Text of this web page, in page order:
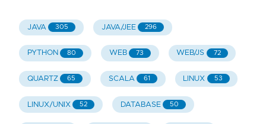
JAVA 305 JAVA/JEE 296
PYTHON 80 WEB 73 WEB/JS 72
QUARTZ 65 SCALA 61 LINUX 53
LINUX/UNIX 52 DATABASE 50